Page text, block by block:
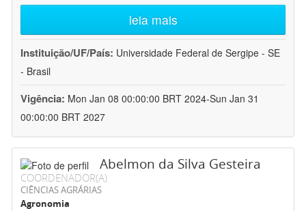
leia mais
Instituição/UF/País: Universidade Federal de Sergipe - SE
- Brasil
Vigência: Mon Jan 08 00:00:00 BRT 2024-Sun Jan 31
00:00:00 BRT 2027
Abelmon da Silva Gesteira
COORDENADOR(A)
CIÊNCIAS AGRÁRIAS
Agronomia